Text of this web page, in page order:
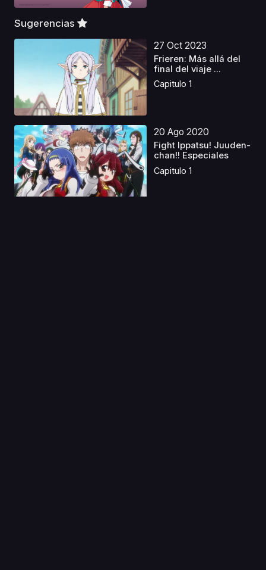
Sugerencias
27 Oct 2023
Frieren: Más allá del
final del viaje ...
Capitulo 1
20 Ago 2020
Fight Ippatsu! Juuden-
chan!! Especiales
Capitulo 1